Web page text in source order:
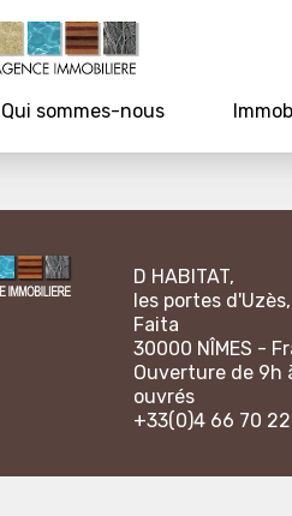
Qui sommes-nous
D HABITAT,
les portes
Faita
30000 NÎMES -
Ouverture de 9h
ouvrés
+33(0)4 66 70